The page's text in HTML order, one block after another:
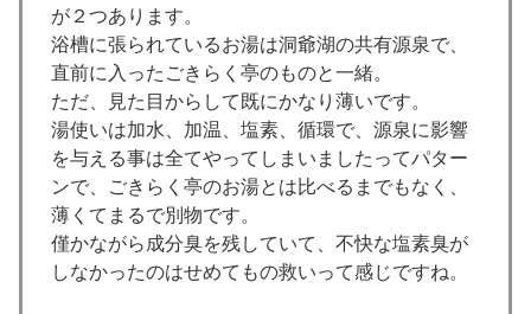
が２つあります。
浴槽に張られているお湯は洞爺湖の共有源泉で、
直前に入ったごきらく亭のものと一緒。
ただ、見た目からして既にかなり薄いです。
湯使いは加水、加温、塩素、循環で、源泉に影響
を与える事は全てやってしまいましたってパター
ンで、ごきらく亭のお湯とは比べるまでもなく、
薄くてまるで別物です。
僅かながら成分臭を残していて、不快な塩素臭が
しなかったのはせめてもの救いって感じですね。